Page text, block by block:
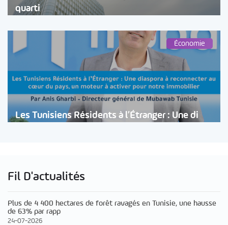
quarti
Économie
Les Tunisiens Résidents à l’Étranger : Une di
Fil D'actualités
Plus de 4 400 hectares de forêt ravagés en Tunisie, une hausse
de 63% par rapp
24-07-2026